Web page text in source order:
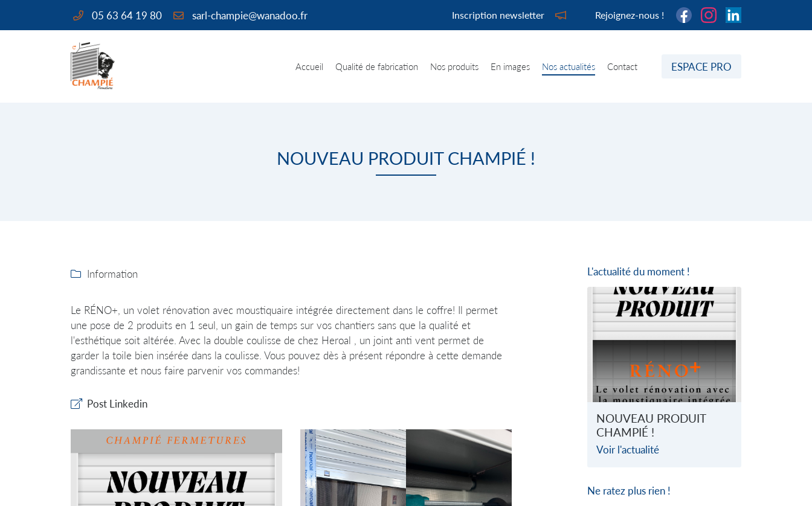
05 63 64 19 80 Inscription newsletter Rejoignez-nous !
Accueil Qualité de fabrication Nos produits En images Nos actualités Contact ESPACE PRO
9 rue Serge Granié - ZA les Molles
82 170 Grisolles
05 63 64 19 80
l'adresse email indiqué ci-dessus. Vous pouvez vous désinscrire à tout moment en
INSCRIPTION
NOUVEAU PRODUIT CHAMPIÉ !
 Information
Le RÉNO+, un volet rénovation avec moustiquaire intégrée directement dans le coffre! Il permet
une pose de 2 produits en 1 seul, un gain de temps sur vos chantiers sans que la qualité et
l'esthétique soit altérée. Avec la double coulisse de chez Heroal , un joint anti vent permet de
garder la toile bien insérée dans la coulisse. Vous pouvez dès à présent répondre à cette demande
grandissante et nous faire parvenir vos commandes!
Post Linkedin
L'actualité du moment !
NOUVEAU PRODUIT
CHAMPIÉ !
Voir l'actualité
Ne ratez plus rien !